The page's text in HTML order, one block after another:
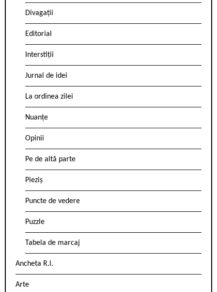
Divagații
Editorial
Interstiții
Jurnal de idei
La ordinea zilei
Nuanțe
Opinii
Pe de altă parte
Pieziș
Puncte de vedere
Puzzle
Tabela de marcaj
Ancheta R.l.
Arte